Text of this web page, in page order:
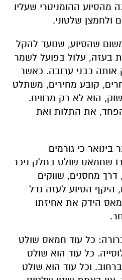
מהסיוע ההומניטרי שעליו
ולחמצן שלטוני.
שהסיוע, שנועד להקל
בעזה, עלול בפועל לשמר
אותה כבני ערובה. כאשר
קובע מחירים, משתלט
הוא לא רק מרוויח.
את התלות ואת
כי גורמים
שחמאס שולט בחלק ניכר
מחסנים, שווקים
היקף הסיוע לעזה גדל
הידק את אחיזתו
כל עוד חמאס שולט
כל עוד הוא שולט
וכל עוד הוא שולט